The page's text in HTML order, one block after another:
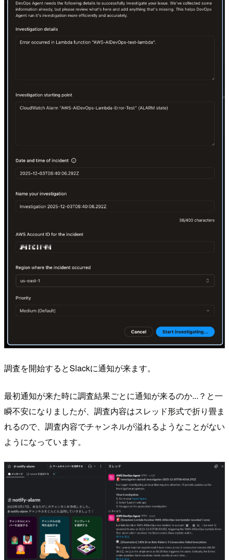
調査を開始するとSlackに通知が来ます。
最初通知が来た時に調査結果ごとに通知が来るのか...？と一
瞬不安になりましたが、調査内容はスレッド形式で折り畳ま
れるので、調査内容でチャンネルが溢れるようなことがない
ようになっています。